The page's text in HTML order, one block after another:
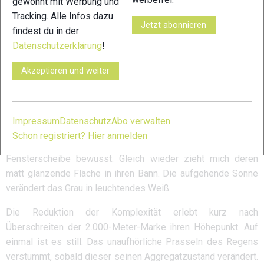
jedem Schritt und bahnt sich den Weg durch die Socken. Ich
spüre den Wasserlauf zwischen Händen und Unterarmen. Mit
jeder Armbewegung erobert das Wasser neue Stellen an
Brust und Rücken. Die Nässe ist das eine, mit ihr kriecht die
über Nacht einsetzende Kälte immer stärker unter meine
Kleidung.
Schnee in der Nacht
Kurz werde ich während meiner Erinnerungen wieder der
Fensterscheibe bewusst. Gleich wieder zieht mich deren
matt glänzende Fläche in ihren Bann. Die aufgehende Sonne
verändert das Grau in leuchtendes Weiß.
Die Reduktion der Komplexität erlebt kurz nach
Überschreiten der 2.000-Meter-Marke ihren Höhepunkt. Auf
einmal ist es still. Das unaufhörliche Prasseln des Regens
verstummt, sobald dieser seinen Aggregatzustand verändert.
Tracking. Alle Infos dazu
findest du in der
Datenschutzerklärung!
Akzeptieren und weiter
Jetzt abonnieren
Impressum DatenschutzAbo verwalten
Schon registriert? Hier anmelden